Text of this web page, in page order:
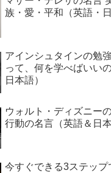
族・愛・平和（英語・日
アインシュタインの勉
って、何を学べばいい
日本語）
ウォルト・ディズニー
行動の名言（英語＆日本
今すぐできる3ステップ